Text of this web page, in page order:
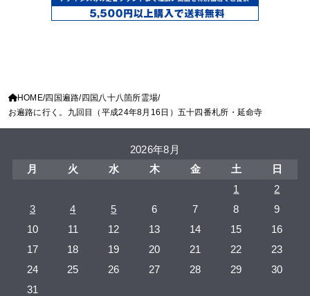
HOME 四国遍路 四国八十八箇所霊場
お遍路に行く。九回目（平成24年8月16日）五十四番札所・延命寺
2026年8月
月
火 水 木 金 土
日
1
2
3
4 5 6 7 8
9
10
11 12 13 14 15
16
17
18 19 20 21 22
23
24
25 26 27 28 29
30
31